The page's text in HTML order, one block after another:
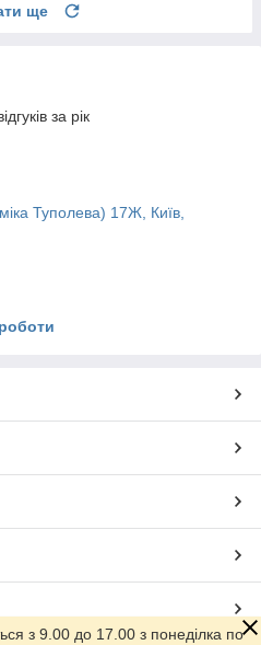
ще
за рік
Туполева) 17Ж, Київ,
з 9.00 до 17.00 з понеділка по